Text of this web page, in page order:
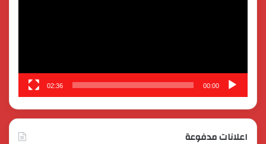
00:00
02:36
اعلانات مدفوعة